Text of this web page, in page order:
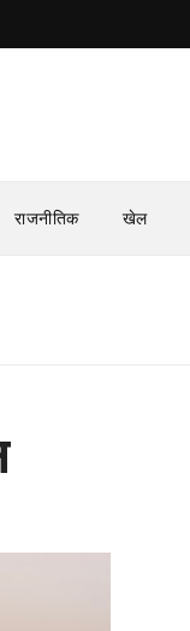
राजनीतिक खेल